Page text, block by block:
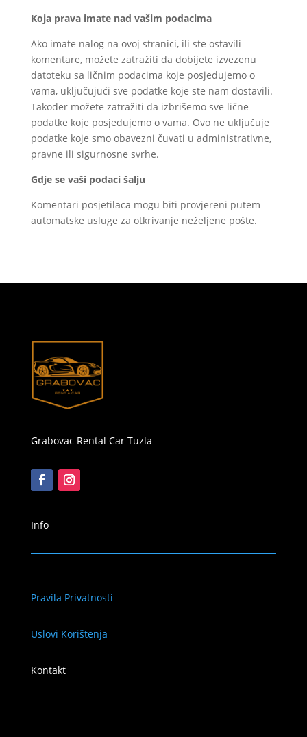
Koja prava imate nad vašim podacima
Ako imate nalog na ovoj stranici, ili ste ostavili
komentare, možete zatražiti da dobijete izvezenu
datoteku sa ličnim podacima koje posjedujemo o
vama, uključujući sve podatke koje ste nam dostavili.
Također možete zatražiti da izbrišemo sve lične
podatke koje posjedujemo o vama. Ovo ne uključuje
podatke koje smo obavezni čuvati u administrativne,
pravne ili sigurnosne svrhe.
Gdje se vaši podaci šalju
Komentari posjetilaca mogu biti provjereni putem
automatske usluge za otkrivanje neželjene pošte.
Grabovac Rental Car Tuzla
Info
Pravila Privatnosti
Uslovi Korištenja
Kontakt